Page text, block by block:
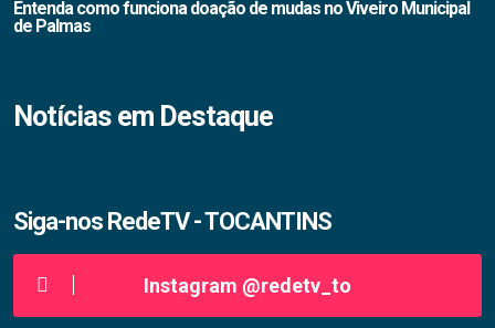
Entenda como funciona doação de mudas no Viveiro Municipal
de Palmas
Notícias em Destaque
Siga-nos RedeTV - TOCANTINS
Instagram @redetv_to